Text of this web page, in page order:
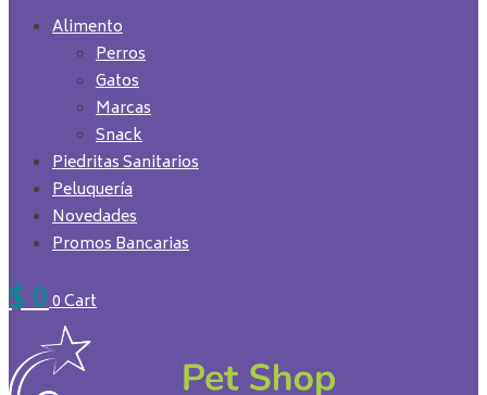
Alimento
Perros
Gatos
Marcas
Snack
Piedritas Sanitarios
Peluquería
Novedades
Promos Bancarias
$00Cart